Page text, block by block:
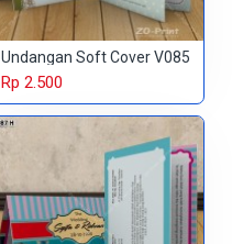
Undangan Soft Cover V085
Rp 2.500